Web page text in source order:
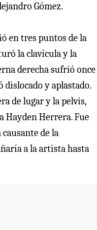
Gómez.
en tres puntos de la
la clavícula y la
derecha sufrió once
dislocado y aplastado.
de lugar y la pelvis,
Hayden Herrera. Fue
de la
a la artista hasta